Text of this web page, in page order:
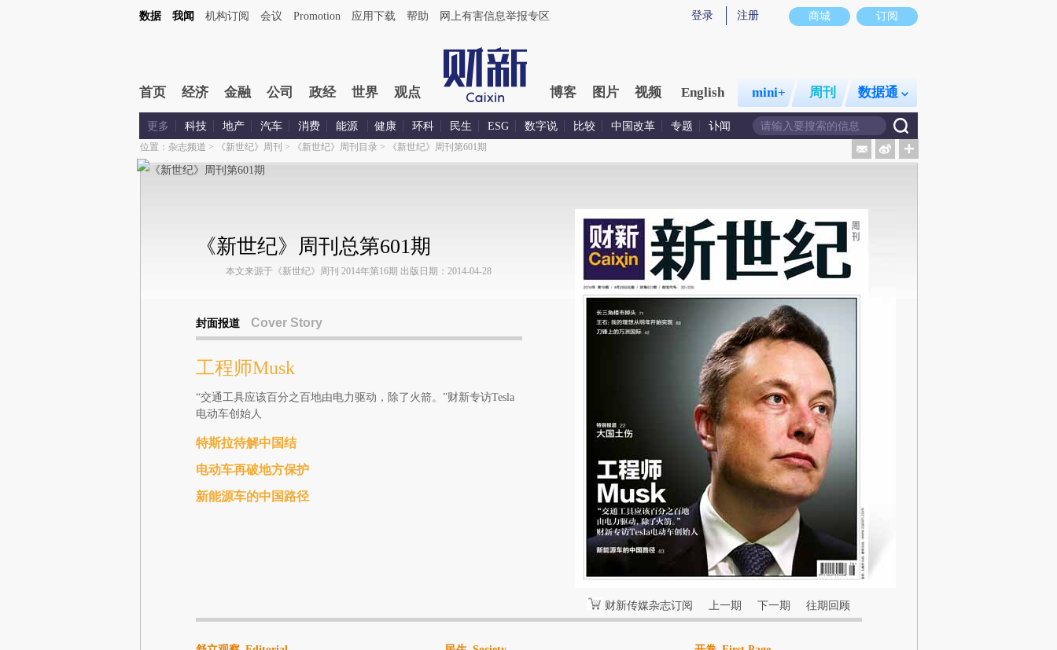
商城 订阅
登录 注册
数据 我闻 机构订阅 会议 Promotion 应用下载 帮助 网上有害信息举报专区
首页 经济 金融 公司 政经 世界 观点 博客 图片 视频 English mini+ 周刊 数据通
更多 科技 地产 汽车 消费 能源 健康 环科 民生 ESG 数字说 比较 中国改革 专题 讣闻
位置： 杂志频道 > 《新世纪》周刊 > 《新世纪》周刊目录> 《新世纪》周刊第601期
《新世纪》周刊总第601期
本文来源于《新世纪》周刊 2014年第16期 出版日期：2014-04-28
封面报道 Cover Story
工程师Musk
“交通工具应该百分之百地由电力驱动，除了火箭。”财新专访Tesla
电动车创始人
特斯拉待解中国结
电动车再破地方保护
新能源车的中国路径
财新传媒杂志订阅 上一期 下一期 往期回顾